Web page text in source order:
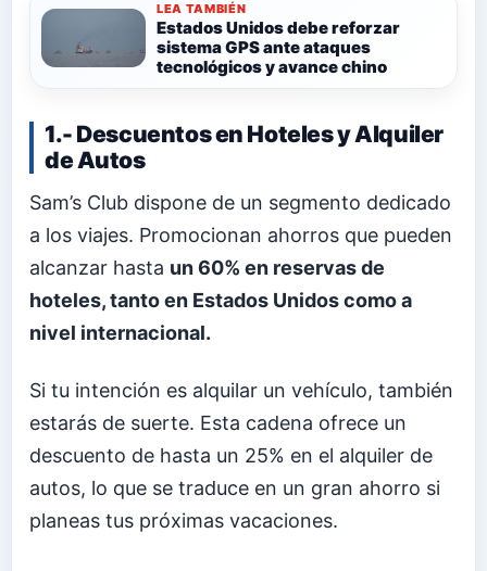
LEA TAMBIÉN
Estados Unidos debe reforzar
sistema GPS ante ataques
tecnológicos y avance chino
1.- Descuentos en Hoteles y Alquiler
de Autos
Sam’s Club dispone de un segmento dedicado
a los viajes. Promocionan ahorros que pueden
alcanzar hasta un 60% en reservas de
hoteles, tanto en Estados Unidos como a
nivel internacional.
Si tu intención es alquilar un vehículo, también
estarás de suerte. Esta cadena ofrece un
descuento de hasta un 25% en el alquiler de
autos, lo que se traduce en un gran ahorro si
planeas tus próximas vacaciones.